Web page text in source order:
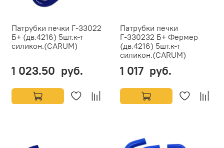
Патрубки печки Г-33022
Б+ (дв.4216) 5шт.к-т
силикон.(CARUM)
1 023.50 руб.
Патрубки печки
Г-330232 Б+ Фермер
(дв.4216) 5шт.к-т
силикон.(CARUM)
1 017 руб.